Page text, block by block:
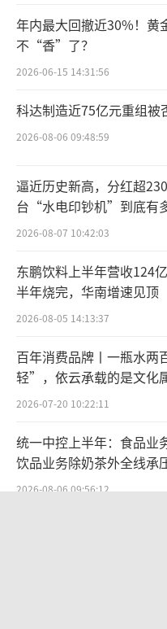
在2008年的时
万多只裱花蛋糕，
00家门店，到晚上8
成为长三角白领早
在克莉丝汀的官网
新纪录也停在了
周年。被称为“烘
这一年里实现营收
突破20亿港元。
在上市前后罗
丝汀的自信，“我
新西兰奶油、法国
证口感。消费者能尝
靠卖楼卖房偿还
克莉丝汀门店
年内最大回撤近30%！黄
不“香”了？
2026-06-15 14:31:56
科达制造近75亿元重组被
2026-08-06 09:48:59
逼近历史新高，分红超
台“水电印钞机”到底有
2026-08-07 10:42:03
东鹏饮料上半年营收124
半年烧完，华南增速见顶
2026-08-05 14:13:37
百年消费品牌丨一瓶水
轻”，依云承载的是文化
2026-07-20 10:22:11
统一中控上半年：食品业
饮品业务除奶茶外全线承
2026-08-06 09:56:12